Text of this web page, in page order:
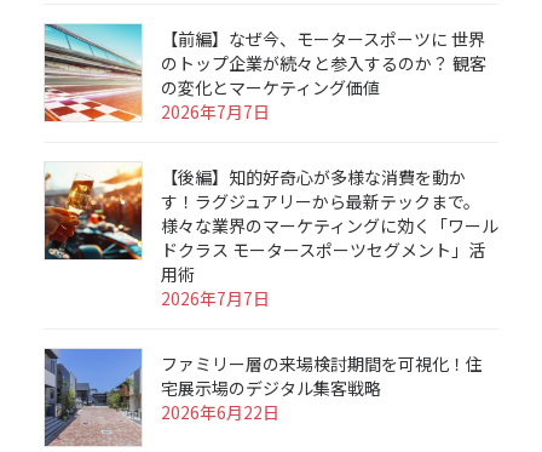
【前編】なぜ今、モータースポーツに 世界
のトップ企業が続々と参入するのか？ 観客
の変化とマーケティング価値
2026年7月7日
【後編】知的好奇心が多様な消費を動か
す！ラグジュアリーから最新テックまで。
様々な業界のマーケティングに効く「ワール
ドクラス モータースポーツセグメント」活
用術
2026年7月7日
ファミリー層の来場検討期間を可視化！住
宅展示場のデジタル集客戦略
2026年6月22日